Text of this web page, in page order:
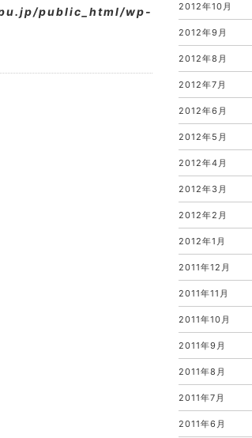
public_html/wp-
2012年10月
2012年9月
2012年8月
2012年7月
2012年6月
2012年5月
2012年4月
2012年3月
2012年2月
2012年1月
2011年12月
2011年11月
2011年10月
2011年9月
2011年8月
2011年7月
2011年6月